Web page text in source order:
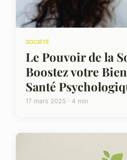
SOCIÉTÉ
Le Pouvoir de la
Boostez votre
Santé
17 mars 2025 · 4 min